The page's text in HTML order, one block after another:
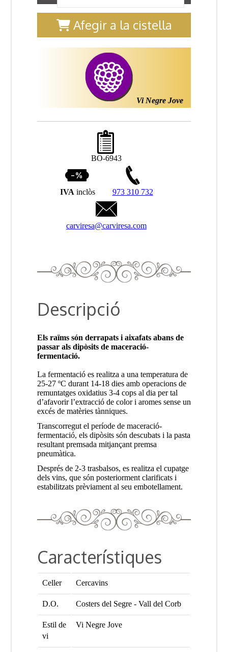
Afegir a la cistella
Vi Negre Jove
BO-6943
IVA inclòs 973 310 732
carviresa@carviresa.com
Descripció
Els raïms són derrapats i aixafats abans de
passar als dipòsits de maceració-
fermentació.
La fermentació es realitza a una temperatura de
25-27 ºC durant 14-18 dies amb operacions de
remuntatges oxidatius 3-4 cops al dia per tal
d’afavorir l’extracció de color i aromes sense un
excés de matèries tànniques.
Transcorregut el període de maceració-
fermentació, els dipòsits són descubats i la pasta
resultant premsada mitjançant premsa
pneumàtica.
Després de 2-3 trasbalsos, es realitza el cupatge
dels vins, que són posteriorment clarificats i
estabilitzats prèviament al seu embotellament.
Característiques
Celler Cercavins
D.O. Costers del Segre - Vall del Corb
Estil de
vi
Vi Negre Jove